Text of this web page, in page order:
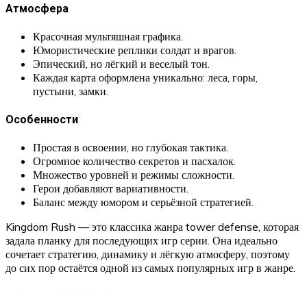
Атмосфера
Красочная мультяшная графика.
Юмористические реплики солдат и врагов.
Эпический, но лёгкий и веселый тон.
Каждая карта оформлена уникально: леса, горы,
пустыни, замки.
Особенности
Простая в освоении, но глубокая тактика.
Огромное количество секретов и пасхалок.
Множество уровней и режимы сложности.
Герои добавляют вариативности.
Баланс между юмором и серьёзной стратегией.
Kingdom Rush — это классика жанра tower defense, которая
задала планку для последующих игр серии. Она идеально
сочетает стратегию, динамику и лёгкую атмосферу, поэтому
до сих пор остаётся одной из самых популярных игр в жанре.